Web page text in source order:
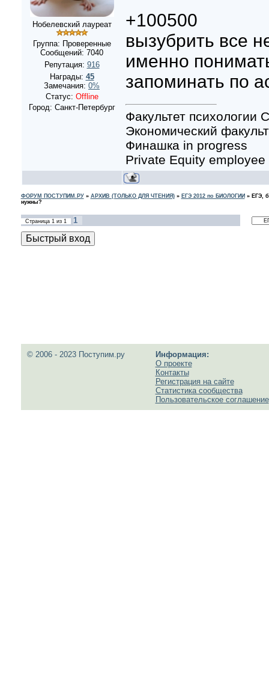
Нобелевский лауреат
Группа: Проверенные
Сообщений: 7040
Репутация: 916
Награды: 45
Замечания: 0%
Статус: Offline
Город: Санкт-Петербург
+100500
вызубрить все
именно
запоминать по
Факультет психологии
Экономический
Финашка in progress
Private Equity employee
ФОРУМ ПОСТУПИМ.РУ» АРХИВ (ТОЛЬКО ДЛЯ ЧТЕНИЯ)» ЕГЭ 2012 по БИОЛОГИИ » ЕГЭ,
нужны?
Страница 1из 1 1
© 2006 - 2023 Поступим.ру
Информация:
О проекте
Контакты
Регистрация на сайте
Статистика сообщества
Пользовательское соглашение